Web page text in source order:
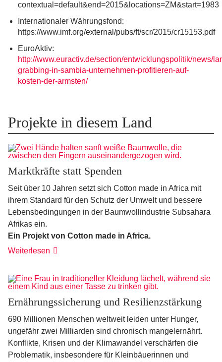
contextual=default&end=2015&locations=ZM&start=1983
Internationaler Währungsfond:
https://www.imf.org/external/pubs/ft/scr/2015/cr15153.pdf
EuroAktiv:
http://www.euractiv.de/section/entwicklungspolitik/news/
grabbing-in-sambia-unternehmen-profitieren-auf-
kosten-der-armsten/
Projekte in diesem Land
Marktkräfte statt Spenden
Seit über 10 Jahren setzt sich Cotton made in Africa mit
ihrem Standard für den Schutz der Umwelt und bessere
Lebensbedingungen in der Baumwollindustrie Subsahara
Afrikas ein.
Ein Projekt von Cotton made in Africa.
Weiterlesen
Ernährungssicherung und Resilienzstärkung
690 Millionen Menschen weltweit leiden unter Hunger,
ungefähr zwei Milliarden sind chronisch mangelernährt.
Konflikte, Krisen und der Klimawandel verschärfen die
Problematik, insbesondere für Kleinbäuerinnen und